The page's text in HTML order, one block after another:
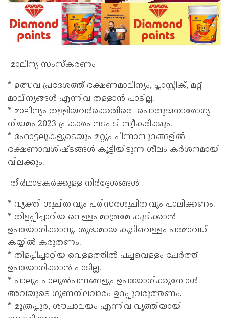
മാലിന്യ സംസ്കരണം
* ഉത്സവ പ്രദേശത്ത് ഭക്ഷണമാലിന്യം, പ്ലാസ്റ്റിക്, മറ്റ്
മാലിന്യങ്ങൾ എന്നിവ തള്ളാൻ പാടില്ല.
* മാലിന്യം തള്ളിയവർക്കെതിരെ പൊതുജനാരോഗ്യ
നിയമം 2023 പ്രകാരം നടപടി സ്വീകരിക്കും.
* ഹോട്ടലുകളുടെയും മറ്റും പിന്നാമ്പുറങ്ങളിൽ
ഭക്ഷണാവശിഷ്ടങ്ങൾ കൂട്ടിയിടുന്ന ശീലം കർശനമായി
വിലക്കും.
തീർഥാടകർക്കുള്ള നിർദ്ദേശങ്ങൾ
* വ്യക്തി ശുചിത്വവും പരിസരശുചിത്വവും പാലിക്കണം.
* തിളപ്പിച്ചാറിയ വെള്ളം മാത്രമേ കുടിക്കാൻ
ഉപയോഗിക്കാവൂ. ശുദ്ധമായ കുടിവെള്ളം പരമാവധി
കയ്യിൽ കരുതണം.
* തിളപ്പിച്ചാറ്റിയ വെള്ളത്തിൽ പച്ചവെള്ളം ചേർത്ത്
ഉപയോഗിക്കാൻ പാടില്ല.
* പാലും പാലുൽപന്നങ്ങളും ഉപയോഗിക്കുമ്പോൾ
അവയുടെ ഗുണനിലവാരം ഉറപ്പുവരുത്തണം.
* മൂത്രപ്പുര, ശൗചാലയം എന്നിവ വൃത്തിയായി